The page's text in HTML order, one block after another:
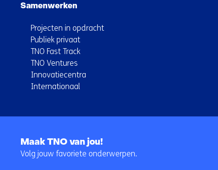
Samenwerken
Projecten in opdracht
Publiek privaat
TNO Fast Track
TNO Ventures
Innovatiecentra
Internationaal
navigatie
Maak TNO van jou!
Volg jouw favoriete onderwerpen.